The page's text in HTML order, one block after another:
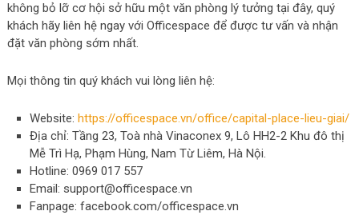
không bỏ lỡ cơ hội sở hữu một văn phòng lý tưởng tại đây, quý
khách hãy liên hệ ngay với Officespace để được tư vấn và nhận
đặt văn phòng sớm nhất.
Mọi thông tin quý khách vui lòng liên hệ:
Website:https://officespace.vn/office/capital-place-lieu-giai/
Địa chỉ: Tầng 23, Toà nhà Vinaconex 9, Lô HH2-2 Khu đô thị
Mễ Trì Hạ, Phạm Hùng, Nam Từ Liêm, Hà Nội.
Hotline: 0969 017 557
Email: support@officespace.vn
Fanpage: facebook.com/officespace.vn